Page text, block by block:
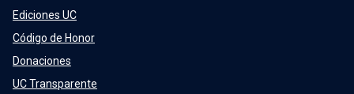
Ediciones UC
Código de Honor
Donaciones
UC Transparente